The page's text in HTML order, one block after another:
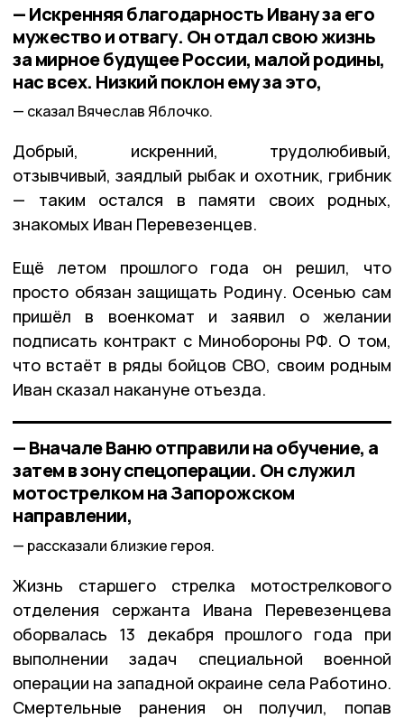
— Искренняя благодарность Ивану за его
мужество и отвагу. Он отдал свою жизнь
за мирное будущее России, малой родины,
нас всех. Низкий поклон ему за это,
сказал Вячеслав Яблочко.
Добрый, искренний, трудолюбивый,
отзывчивый, заядлый рыбак и охотник, грибник
— таким остался в памяти своих родных,
знакомых Иван Перевезенцев.
Ещё летом прошлого года он решил, что
просто обязан защищать Родину. Осенью сам
пришёл в военкомат и заявил о желании
подписать контракт с Минобороны РФ. О том,
что встаёт в ряды бойцов СВО, своим родным
Иван сказал накануне отъезда.
— Вначале Ваню отправили на обучение, а
затем в зону спецоперации. Он служил
мотострелком на Запорожском
направлении,
рассказали близкие героя.
Жизнь старшего стрелка мотострелкового
отделения сержанта Ивана Перевезенцева
оборвалась 13 декабря прошлого года при
выполнении задач специальной военной
операции на западной окраине села Работино.
Смертельные ранения он получил, попав